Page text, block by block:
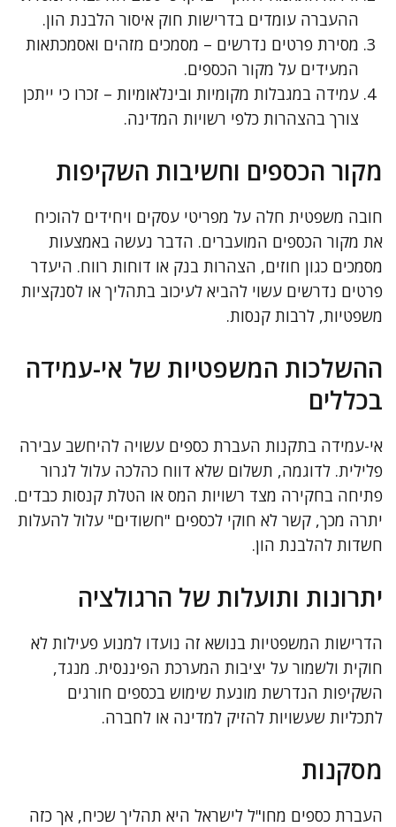
ההעברה עומדים בדרישות חוק איסור הלבנת הון.
מסירת פרטים נדרשים – מסמכים מזהים ואסמכתאות
המעידים על מקור הכספים.
עמידה במגבלות מקומיות ובינלאומיות – זכרו כי ייתכן
צורך בהצהרות כלפי רשויות המדינה.
מקור הכספים וחשיבות השקיפות
חובה משפטית חלה על מפריטי עסקים ויחידים להוכיח
את מקור הכספים המועברים. הדבר נעשה באמצעות
מסמכים כגון חוזים, הצהרות בנק או דוחות רווח. היעדר
פרטים נדרשים עשוי להביא לעיכוב בתהליך או לסנקציות
משפטיות, לרבות קנסות.
ההשלכות המשפטיות של אי-עמידה
בכללים
אי-עמידה בתקנות העברת כספים עשויה להיחשב עבירה
פלילית. לדוגמה, תשלום שלא דווח כהלכה עלול לגרור
פתיחה בחקירה מצד רשויות המס או הטלת קנסות כבדים.
יתרה מכך, קשר לא חוקי לכספים "חשודים" עלול להעלות
חשדות להלבנת הון.
יתרונות ותועלות של הרגולציה
הדרישות המשפטיות בנושא זה נועדו למנוע פעילות לא
חוקית ולשמור על יציבות המערכת הפיננסית. מנגד,
השקיפות הנדרשת מונעת שימוש בכספים חורגים
לתכליות שעשויות להזיק למדינה או לחברה.
מסקנות
העברת כספים מחו"ל לישראל היא תהליך שכיח, אך כזה